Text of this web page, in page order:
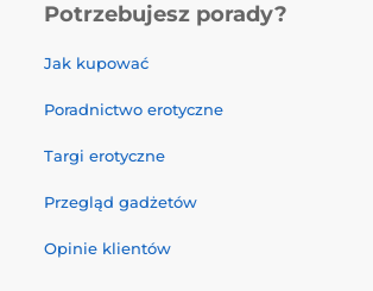
Potrzebujesz porady?
Jak kupować
Poradnictwo erotyczne
Targi erotyczne
Przegląd gadżetów
Opinie klientów